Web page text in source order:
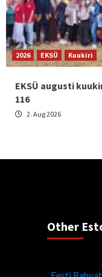
2026 EKSÜ Kuukiri
EKSÜ augusti
116
2. Aug 2026
Other
Eesti